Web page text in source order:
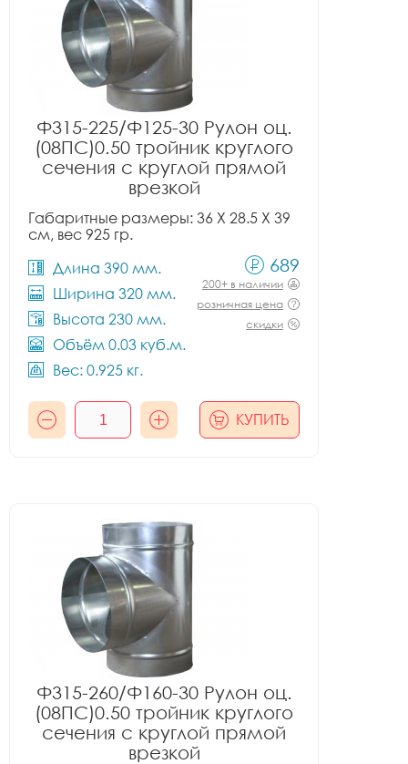
Ф315-225/Ф125-30 Рулон оц.
(08ПС)0.50 тройник круглого
сечения с круглой прямой
врезкой
Габаритные размеры: 36 X 28.5 X 39
см, вес 925 гр.
Длина 390 мм.
Ширина 320 мм.
Высота 230 мм.
Объём 0.03 куб.м.
Вес: 0.925 кг.
689
200+ в наличии
розничная цена
скидки
КУПИТЬ
Ф315-260/Ф160-30 Рулон оц.
(08ПС)0.50 тройник круглого
сечения с круглой прямой
врезкой